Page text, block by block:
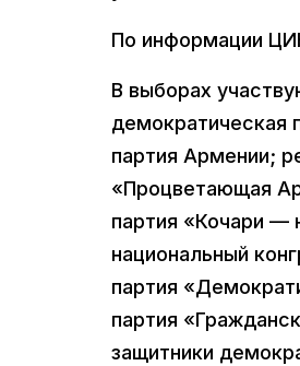
По информации
В выборах
демократическая
партия Армении;
«Процветающая
партия «Кочари —
национальный
партия
партия
защитники